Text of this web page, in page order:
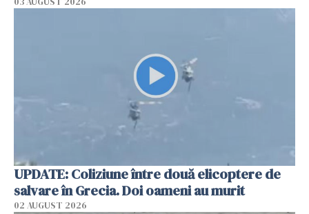
UPDATE: Coliziune între două elicoptere de
salvare în Grecia. Doi oameni au murit
02 AUGUST 2026